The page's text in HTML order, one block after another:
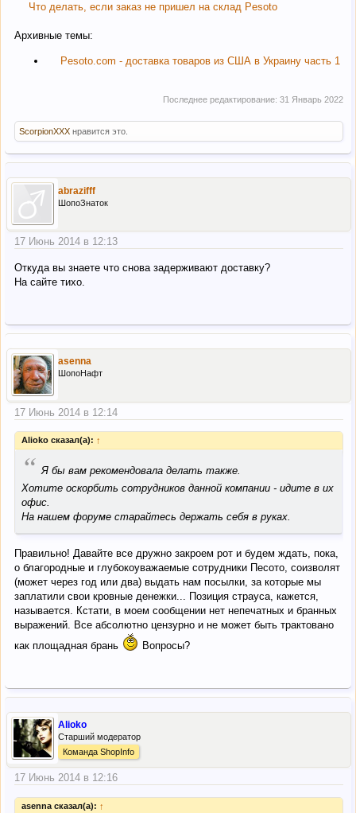
Что делать, если заказ не пришел на склад Pesoto
Архивные темы:
Pesoto.com - доставка товаров из США в Украину часть 1
Последнее редактирование: 31 Январь 2022
ScorpionXXX нравится это.
abrazifff
ШопоЗнаток
17 Июнь 2014 в 12:13
Откуда вы знаете что снова задерживают доставку?
На сайте тихо.
asenna
ШопоНафт
17 Июнь 2014 в 12:14
Alioko сказал(а): ↑
“ Я бы вам рекомендовала делать также.
Хотите оскорбить сотрудников данной компании - идите в их
офис.
На нашем форуме старайтесь держать себя в руках.
Правильно! Давайте все дружно закроем рот и будем ждать, пока,
о благородные и глубокоуважаемые сотрудники Песото, соизволят
(может через год или два) выдать нам посылки, за которые мы
заплатили свои кровные денежки... Позиция страуса, кажется,
называется. Кстати, в моем сообщении нет непечатных и бранных
выражений. Все абсолютно цензурно и не может быть трактовано
как площадная брань
Вопросы?
Alioko
Старший модератор
Команда ShopInfo
17 Июнь 2014 в 12:16
asenna сказал(а): ↑